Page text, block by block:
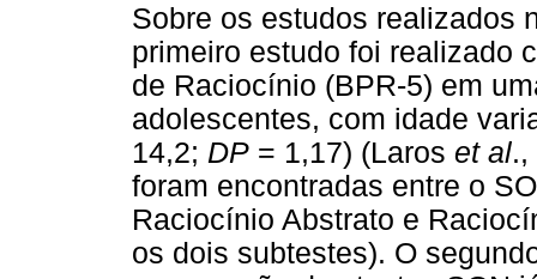
Sobre os estudos realizados
primeiro estudo foi realizado
de Raciocínio (BPR-5) em
adolescentes, com idade
14,2; DP = 1,17) (Laros et al.,
foram encontradas entre o
Raciocínio Abstrato e
os dois subtestes). O